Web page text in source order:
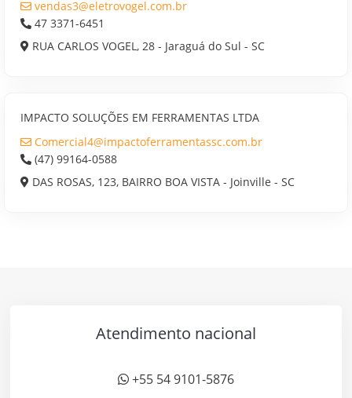
vendas3@eletrovogel.com.br
47 3371-6451
RUA CARLOS VOGEL, 28 - Jaraguá do Sul - SC
IMPACTO SOLUÇÕES EM FERRAMENTAS LTDA
Comercial4@impactoferramentassc.com.br
(47) 99164-0588
DAS ROSAS, 123, BAIRRO BOA VISTA - Joinville - SC
Atendimento nacional
+55 54 9101-5876